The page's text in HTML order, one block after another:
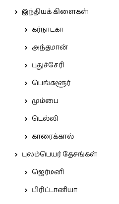
இந்தியக் கிளைகள்
கர்நாடகா
அந்தமான்
புதுச்சேரி
பெங்களூர்
மும்பை
டெல்லி
காரைக்கால்
புலம்பெயர் தேசங்கள்
ஜெர்மனி
பிரிட்டானியா